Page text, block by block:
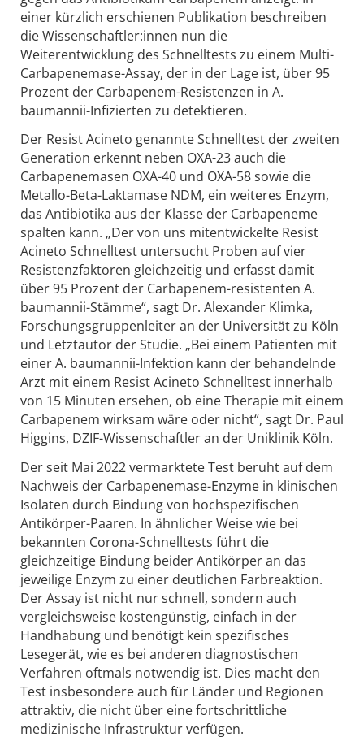
einer kürzlich erschienen Publikation beschreiben
die Wissenschaftler:innen nun die
Weiterentwicklung des Schnelltests zu einem Multi-
Carbapenemase-Assay, der in der Lage ist, über 95
Prozent der Carbapenem-Resistenzen in A.
baumannii-Infizierten zu detektieren.
Der Resist Acineto genannte Schnelltest der zweiten
Generation erkennt neben OXA-23 auch die
Carbapenemasen OXA-40 und OXA-58 sowie die
Metallo-Beta-Laktamase NDM, ein weiteres Enzym,
das Antibiotika aus der Klasse der Carbapeneme
spalten kann. „Der von uns mitentwickelte Resist
Acineto Schnelltest untersucht Proben auf vier
Resistenzfaktoren gleichzeitig und erfasst damit
über 95 Prozent der Carbapenem-resistenten A.
baumannii-Stämme“, sagt Dr. Alexander Klimka,
Forschungsgruppenleiter an der Universität zu Köln
und Letztautor der Studie. „Bei einem Patienten mit
einer A. baumannii-Infektion kann der behandelnde
Arzt mit einem Resist Acineto Schnelltest innerhalb
von 15 Minuten ersehen, ob eine Therapie mit einem
Carbapenem wirksam wäre oder nicht“, sagt Dr. Paul
Higgins, DZIF-Wissenschaftler an der Uniklinik Köln.
Der seit Mai 2022 vermarktete Test beruht auf dem
Nachweis der Carbapenemase-Enzyme in klinischen
Isolaten durch Bindung von hochspezifischen
Antikörper-Paaren. In ähnlicher Weise wie bei
bekannten Corona-Schnelltests führt die
gleichzeitige Bindung beider Antikörper an das
jeweilige Enzym zu einer deutlichen Farbreaktion.
Der Assay ist nicht nur schnell, sondern auch
vergleichsweise kostengünstig, einfach in der
Handhabung und benötigt kein spezifisches
Lesegerät, wie es bei anderen diagnostischen
Verfahren oftmals notwendig ist. Dies macht den
Test insbesondere auch für Länder und Regionen
attraktiv, die nicht über eine fortschrittliche
medizinische Infrastruktur verfügen.